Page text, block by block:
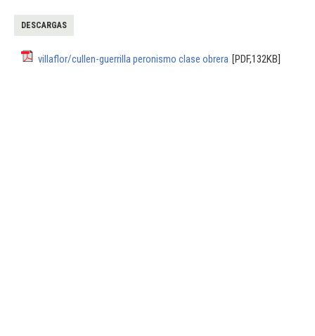
DESCARGAS
villaflor/cullen-guerrilla peronismo clase obrera [PDF,132KB]